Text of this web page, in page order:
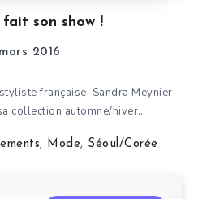
fait son show !
2016
française, Sandra Meynier
collection automne/hiver…
, Mode, Séoul/Corée